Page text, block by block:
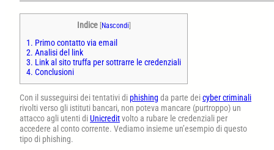
Indice [Nascondi]
1. Primo contatto via email
2. Analisi del link
3. Link al sito truffa per sottrarre le credenziali
4. Conclusioni
Con il susseguirsi dei tentativi diphishing da parte deicyber criminali
rivolti verso gli istituti bancari, non poteva mancare (purtroppo) un
attacco agli utenti diUnicreditvolto a rubare le credenziali per
accedere al conto corrente. Vediamo insieme un’esempio di questo
tipo di phishing.